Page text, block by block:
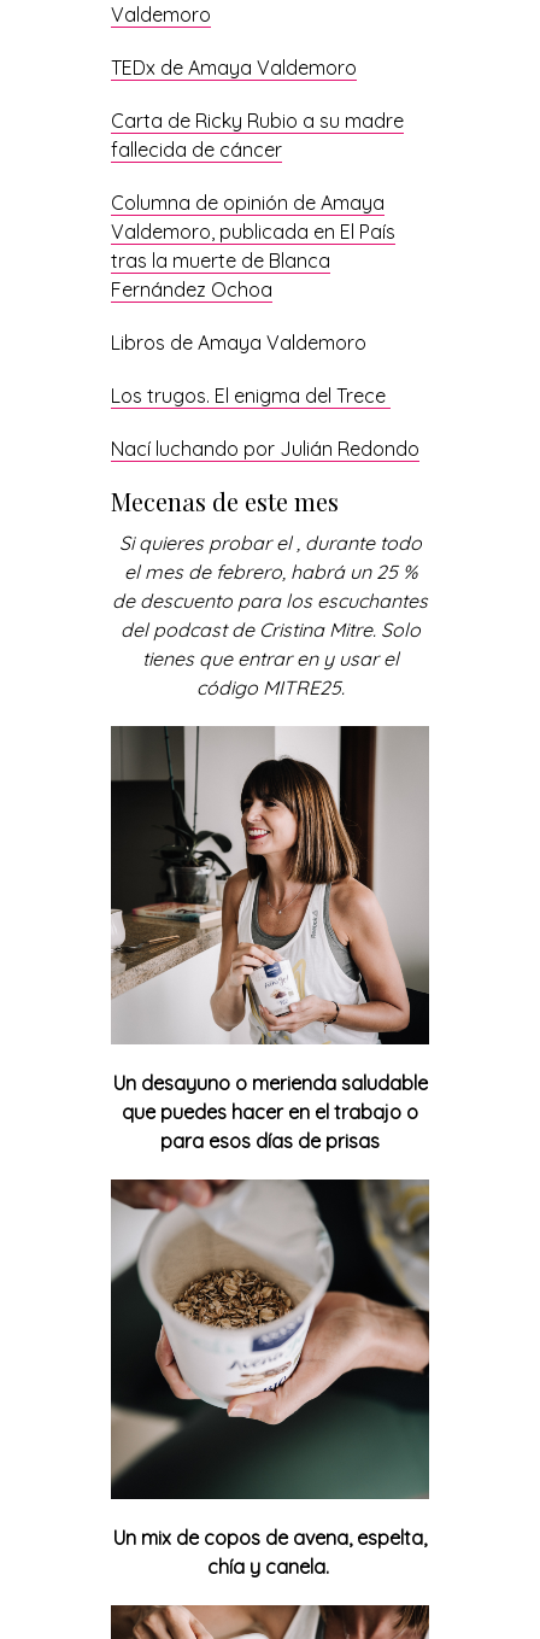
Valdemoro
TEDx de Amaya Valdemoro
Carta de Ricky Rubio a su madre
fallecida de cáncer
Columna de opinión de Amaya
Valdemoro, publicada en El País
tras la muerte de Blanca
Fernández Ochoa
Libros de Amaya Valdemoro
Los trugos. El enigma del Trece
Nací luchando por Julián Redondo
Mecenas de este mes
Si quieres probar el, durante todo
el mes de febrero, habrá un 25 %
de descuento para los escuchantes
del podcast de Cristina Mitre. Solo
tienes que entrar eny usar el
código MITRE25.
Un desayuno o merienda saludable
que puedes hacer en el trabajo o
para esos días de prisas
Un mix de copos de avena, espelta,
chía y canela.